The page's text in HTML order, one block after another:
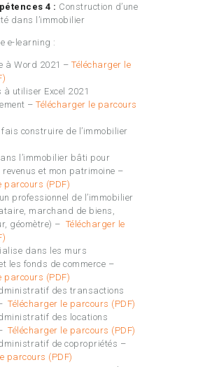
4 : Construction d’une
dans l’immobilier
e-learning :
à Word 2021 – Télécharger le
à utiliser Excel 2021
– Télécharger le parcours
fais construire de l’immobilier
l’immobilier bâti pour
revenus et mon patrimoine –
parcours (PDF)
professionnel de l’immobilier
marchand de biens,
géomètre) – Télécharger le
dans les murs
les fonds de commerce –
parcours (PDF)
des transactions
Télécharger le parcours (PDF)
des locations
Télécharger le parcours (PDF)
de copropriétés –
parcours (PDF)